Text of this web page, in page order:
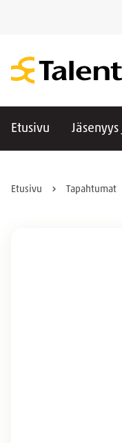
Etusivu
Etusivu Tapahtumat